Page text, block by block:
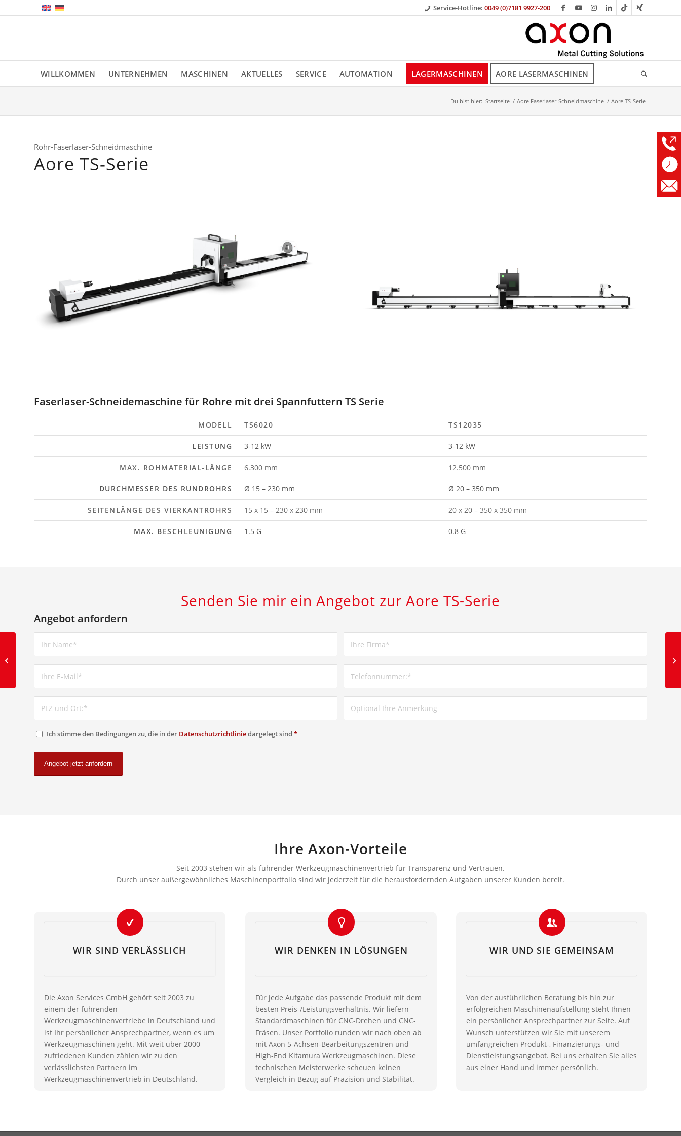
Service-Hotline: 0049 (0)7181 9927-200
WILLKOMMEN UNTERNEHMEN MASCHINEN AKTUELLES SERVICE AUTOMATION LAGERMASCHINEN AORE LASERMASCHINEN
Du bist hier: Startseite / Aore Faserlaser-Schneidmaschine / Aore TS-Serie
Rohr-Faserlaser-Schneidmaschine
Aore TS-Serie
Faserlaser-Schneidemaschine für Rohre mit drei Spannfuttern TS Serie
MODELL TS6020 TS12035
LEISTUNG 3-12 kW 3-12 kW
MAX. ROHMATERIAL-LÄNGE 6.300 mm 12.500 mm
DURCHMESSER DES RUNDROHRS Ø 15 – 230 mm Ø 20 – 350 mm
SEITENLÄNGE DES VIERKANTROHRS 15 x 15 – 230 x 230 mm 20 x 20 – 350 x 350 mm
MAX. BESCHLEUNIGUNG 1.5 G 0.8 G
Senden Sie mir ein Angebot zur Aore TS-Serie
Angebot anfordern
Ich stimme den Bedingungen zu, die in der Datenschutzrichtliniedargelegt sind *
Ihre Axon-Vorteile
Seit 2003 stehen wir als führender Werkzeugmaschinenvertrieb für Transparenz und Vertrauen.
Durch unser außergewöhnliches Maschinenportfolio sind wir jederzeit für die herausfordernden Aufgaben unserer Kunden bereit.
WIR SIND VERLÄSSLICH
Die Axon Services GmbH gehört seit 2003 zu
einem der führenden
Werkzeugmaschinenvertriebe in Deutschland und
ist Ihr persönlicher Ansprechpartner, wenn es um
Werkzeugmaschinen geht. Mit weit über 2000
zufriedenen Kunden zählen wir zu den
verlässlichsten Partnern im
Werkzeugmaschinenvertrieb in Deutschland.
WIR DENKEN IN LÖSUNGEN
Für jede Aufgabe das passende Produkt mit dem
besten Preis-/Leistungsverhältnis. Wir liefern
Standardmaschinen für CNC-Drehen und CNC-
Fräsen. Unser Portfolio runden wir nach oben ab
mit Axon 5-Achsen-Bearbeitungszentren und
High-End Kitamura Werkzeugmaschinen. Diese
technischen Meisterwerke scheuen keinen
Vergleich in Bezug auf Präzision und Stabilität.
WIR UND SIE GEMEINSAM
Von der ausführlichen Beratung bis hin zur
erfolgreichen Maschinenaufstellung steht Ihnen
ein persönlicher Ansprechpartner zur Seite. Auf
Wunsch unterstützen wir Sie mit unserem
umfangreichen Produkt-, Finanzierungs- und
Dienstleistungsangebot. Bei uns erhalten Sie alles
aus einer Hand und immer persönlich.